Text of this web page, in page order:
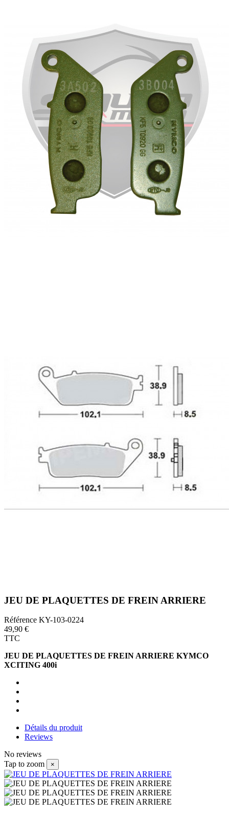
JEU DE PLAQUETTES DE FREIN ARRIERE
Référence KY-103-0224
49,90 €
TTC
JEU DE PLAQUETTES DE FREIN ARRIERE KYMCO
XCITING 400i
Détails du produit
Reviews
No reviews
Tap to zoom
×